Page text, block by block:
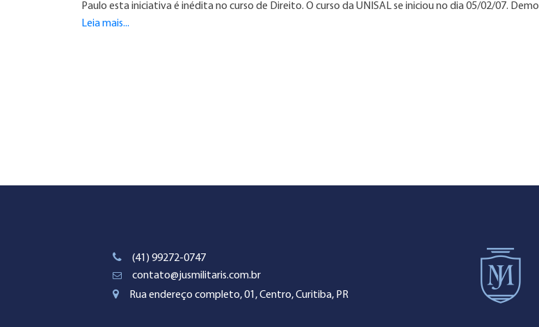
Paulo esta iniciativa é inédita no curso de Direito. O curso da UNISAL se iniciou no dia 05/02/07. Demo
Leia mais...
(41) 99272-0747
contato@jusmilitaris.com.br
Rua endereço completo, 01, Centro, Curitiba, PR